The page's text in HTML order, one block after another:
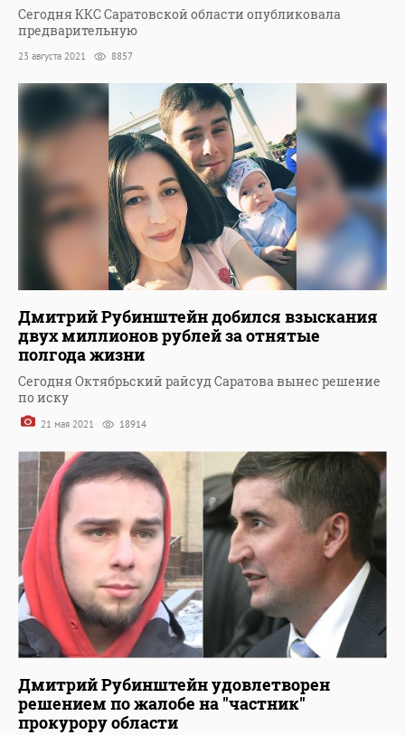
Сегодня ККС Саратовской области опубликовала
предварительную
23 августа 2021 8857
Дмитрий Рубинштейн добился взыскания
двух миллионов рублей за отнятые
полгода жизни
Сегодня Октябрьский райсуд Саратова вынес решение
по иску
21 мая 2021 18914
Дмитрий Рубинштейн удовлетворен
решением по жалобе на "частник"
прокурору области